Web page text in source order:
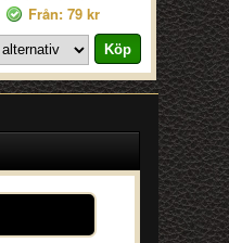
Från: 79 kr